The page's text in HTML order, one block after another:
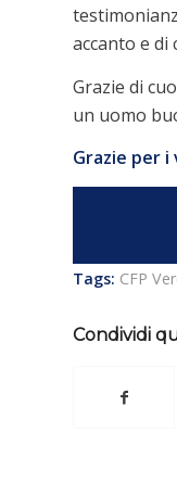
accanto e
Grazie di
un uomo
Grazie per i
Tags: CFP
Condividi